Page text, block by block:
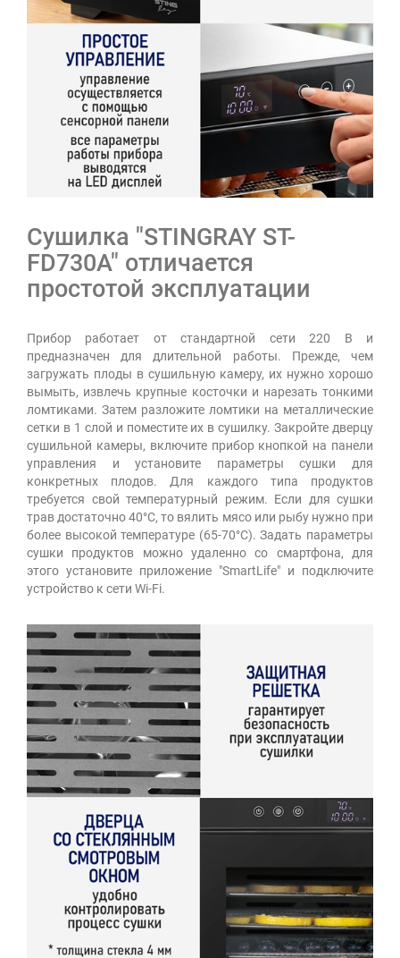
Сушилка "STINGRAY ST-
FD730A" отличается
простотой эксплуатации
Прибор работает от стандартной сети 220 В и
предназначен для длительной работы. Прежде, чем
загружать плоды в сушильную камеру, их нужно хорошо
вымыть, извлечь крупные косточки и нарезать тонкими
ломтиками. Затем разложите ломтики на металлические
сетки в 1 слой и поместите их в сушилку. Закройте дверцу
сушильной камеры, включите прибор кнопкой на панели
управления и установите параметры сушки для
конкретных плодов. Для каждого типа продуктов
требуется свой температурный режим. Если для сушки
трав достаточно 40°С, то вялить мясо или рыбу нужно при
более высокой температуре (65-70°С). Задать параметры
сушки продуктов можно удаленно со смартфона, для
этого установите приложение "SmartLife" и подключите
устройство к сети Wi-Fi.